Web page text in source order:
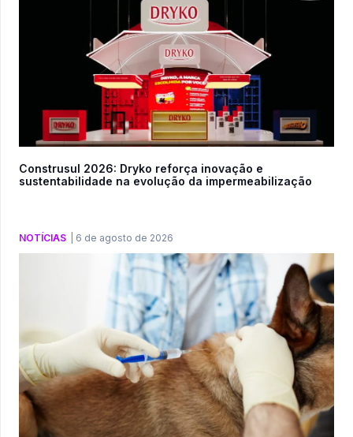
Construsul 2026: Dryko reforça inovação e
sustentabilidade na evolução da impermeabilização
NOTÍCIAS 6 de agosto de 2026